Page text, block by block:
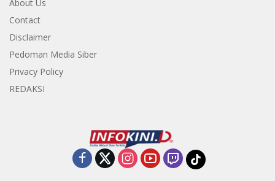
About Us
Contact
Disclaimer
Pedoman Media Siber
Privacy Policy
REDAKSI